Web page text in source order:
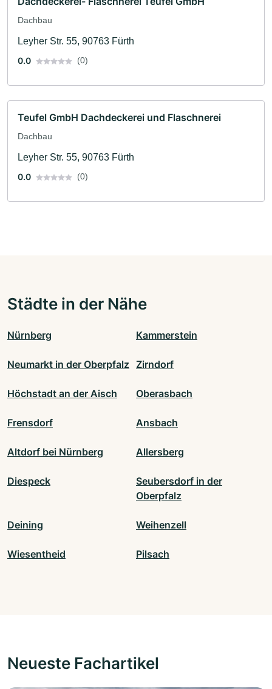
Dachbau
Leyher Str. 55, 90763 Fürth
0.0
(0)
Teufel GmbH Dachdeckerei und Flaschnerei
Dachbau
Leyher Str. 55, 90763 Fürth
0.0
(0)
Städte in der Nähe
Nürnberg Kammerstein
Neumarkt in der Oberpfalz Zirndorf
Höchstadt an der Aisch Oberasbach
Frensdorf Ansbach
Altdorf bei Nürnberg Allersberg
Diespeck
Seubersdorf in der
Oberpfalz
Deining Weihenzell
Wiesentheid Pilsach
Neueste Fachartikel